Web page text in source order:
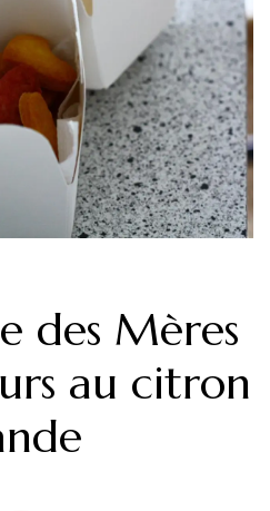
des Mères
au citron